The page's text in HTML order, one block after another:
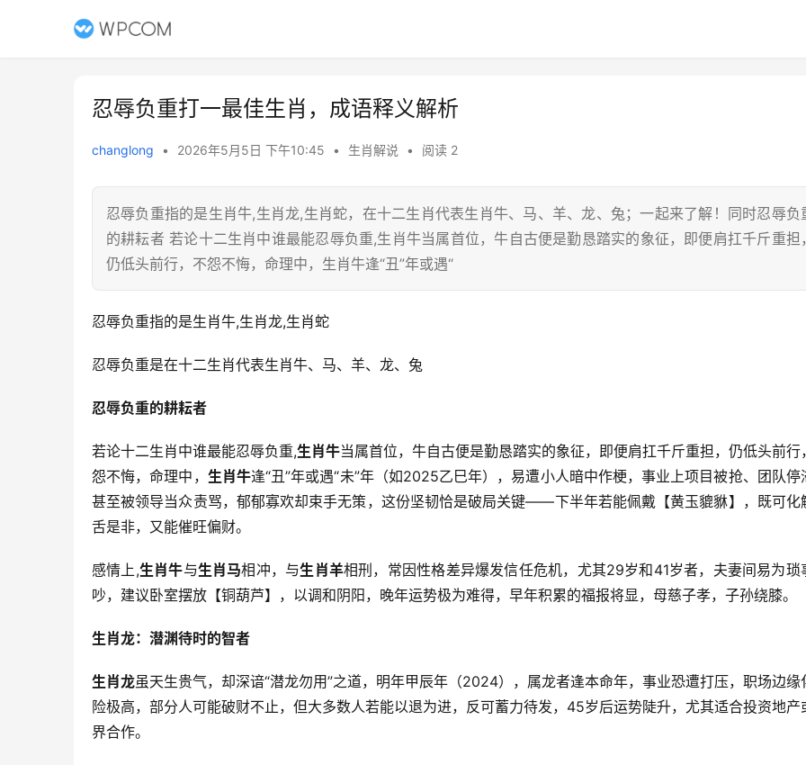
忍辱负重打一最佳生肖，成语释义解析
changlong • 2026年5月5日 下午10:45 • 生肖解说 • 阅读 2
忍辱负重指的是生肖牛,生肖龙,生肖蛇，在十二生肖代表生肖牛、马、羊、龙、兔；一起来了解！同时忍辱负
的耕耘者 若论十二生肖中谁最能忍辱负重,生肖牛当属首位，牛自古便是勤恳踏实的象征，即便肩扛千斤重担，
仍低头前行，不怨不悔，命理中，生肖牛逢“丑”年或遇“
忍辱负重指的是生肖牛,生肖龙,生肖蛇
忍辱负重是在十二生肖代表生肖牛、马、羊、龙、兔
忍辱负重的耕耘者
若论十二生肖中谁最能忍辱负重,生肖牛当属首位，牛自古便是勤恳踏实的象征，即便肩扛千斤重担，仍低头前行
怨不悔，命理中， 生肖牛逢“丑”年或遇“未”年（如2025乙巳年），易遭小人暗中作梗，事业上项目被抢、团队停
甚至被领导当众责骂，郁郁寡欢却束手无策，这份坚韧恰是破局关键——下半年若能佩戴【黄玉貔貅】，既可化
舌是非，又能催旺偏财。
感情上,生肖牛与生肖马相冲，与生肖羊相刑，常因性格差异爆发信任危机，尤其29岁和41岁者，夫妻间易为琐
吵，建议卧室摆放【铜葫芦】，以调和阴阳，晚年运势极为难得，早年积累的福报将显，母慈子孝，子孙绕膝。
生肖龙：潜渊待时的智者
生肖龙虽天生贵气，却深谙“潜龙勿用”之道，明年甲辰年（2024），属龙者逢本命年，事业恐遭打压，职场边缘
险极高，部分人可能破财不止，但大多数人若能以退为进，反可蓄力待发，45岁后运势陡升，尤其适合投资地产
界合作。